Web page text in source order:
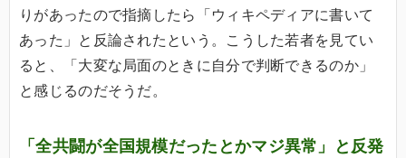
りがあったので指摘したら「ウィキペディアに書いて
あった」と反論されたという。こうした若者を見てい
ると、「大変な局面のときに自分で判断できるのか」
と感じるのだそうだ。
「全共闘が全国規模だったとかマジ異常」と反発